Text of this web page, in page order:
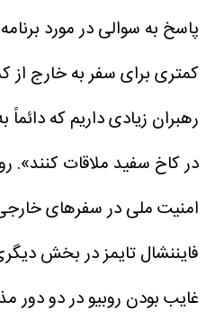
پاسخ به سوالی در مورد
کمتری برای سفر به خارج از
رهبران زیادی داریم که دائماً
در کاخ سفید ملاقات کنند».
امنیت ملی در سفرهای
فایننشال تایمز در بخش
غایب بودن روبیو در دو دور